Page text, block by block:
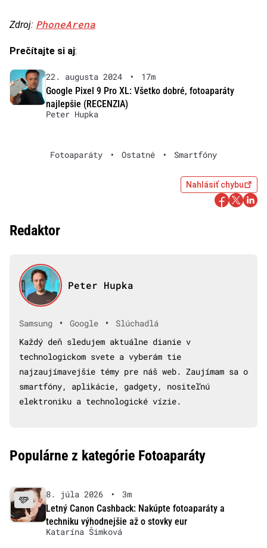
Zdroj: PhoneArena
Prečítajte si aj:
22. augusta 2024 •
17m
Google Pixel 9 Pro XL: Všetko dobré, fotoaparáty
najlepšie (RECENZIA)
Peter Hupka
Fotoaparáty • Ostatné • Smartfóny
Nahlásiť chybu
Redaktor
Peter Hupka
Samsung • Google •
Slúchadlá
Každý deň sledujem aktuálne dianie v
technologickom svete a vyberám tie
najzaujímavejšie témy pre náš web. Zaujímam sa o
smartfóny, aplikácie, gadgety, nositeľnú
elektroniku a technologické vízie.
Populárne z kategórie Fotoaparáty
8. júla 2026 •
3m
Letný Canon Cashback: Nakúpte fotoaparáty a
techniku výhodnejšie až o stovky eur
Katarína Šimková